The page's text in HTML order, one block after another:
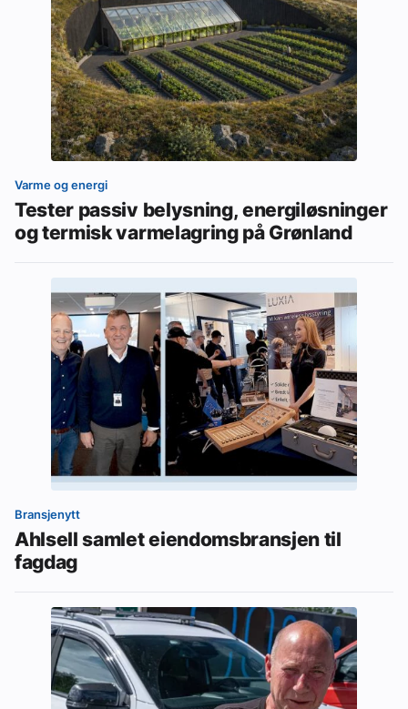
Varme og energi
Tester passiv belysning, energiløsninger
og termisk varmelagring på Grønland
Bransjenytt
Ahlsell samlet eiendomsbransjen til
fagdag